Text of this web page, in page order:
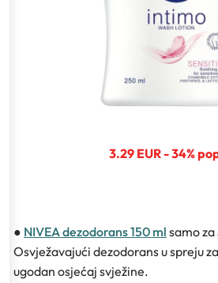
3.29 EUR - 34%
● NIVEA dezodorans 150 ml samo za
Osvježavajući dezodorans u spreju
ugodan osjećaj svježine.